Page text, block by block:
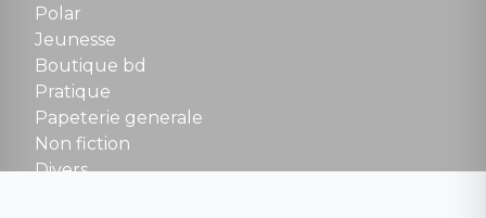
NOUS CONTACTER
contact@la-griffe-noire.com
Polar
Jeunesse
Boutique bd
Pratique
Papeterie generale
Non fiction
Divers